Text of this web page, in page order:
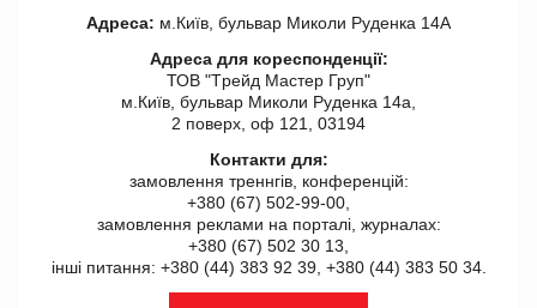
Адреса: м.Київ, бульвар Миколи Руденка 14А
Адреса для кореспонденції:
ТОВ "Tрейд Мастер Груп"
м.Київ, бульвар Миколи Руденка 14а,
2 поверх, оф 121, 03194
Контакти для:
замовлення треннгів, конференцій:
+380 (67) 502-99-00,
замовлення реклами на порталі, журналах:
+380 (67) 502 30 13,
інші питання: +380 (44) 383 92 39, +380 (44) 383 50 34.